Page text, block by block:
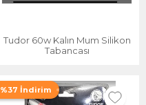
Tudor 60w Kalın Mum Silikon
Tabancası
%37 İndirim